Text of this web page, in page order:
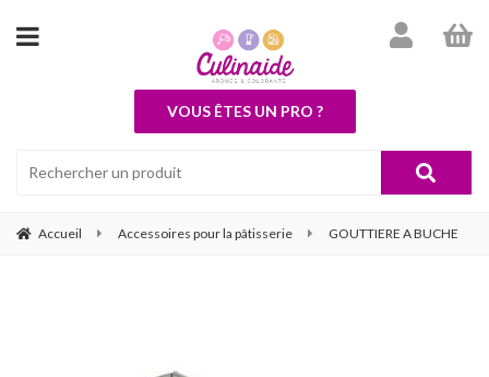
VOUS ÊTES UN PRO ?
Accueil Accessoires pour la pâtisserie GOUTTIERE A BUCHE